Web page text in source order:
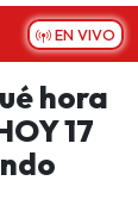
EN VIVO
hora
17